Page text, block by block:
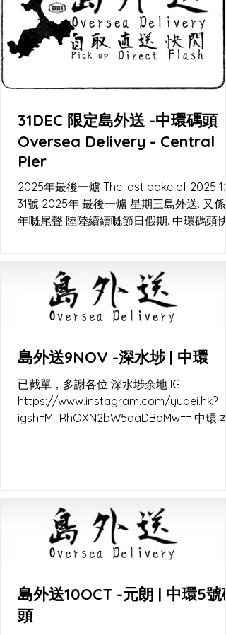
31DEC 限定島外送 -中環碼頭
Oversea Delivery - Central
Pier
2025年最後一爐 The last bake of 2025 12月
31號 2025年 最後一爐 星期三島外送. 又係一
年嘅尾聲 陸陸續續嘅節日假期. 中環碼頭快閃
島外送9NOV -深水埗 | 中環
已截單，多謝各位 深水埗余地 IG
https://www.instagram.com/yudei.hk?
igsh=MTRhOXN2bW5qaDBoMw== 中環
靚。 外送及出爐通知 Instagram channel
https://www.instagram.com/channel/
6ADkaG-IPpnts/ WhatsApp channel
EWf6KWEKjJkJ7Jl00 WB_CC
島外送10OCT -元朗 | 中環5號
頭